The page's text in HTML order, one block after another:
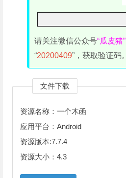
请关注微信公众号“瓜皮猪”
“20200409”，获取验证码。
文件下载
资源名称：一个木函
应用平台：Android
资源版本:7.7.4
资源大小：4.3